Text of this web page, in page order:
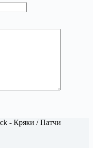
- Кряки / Патчи